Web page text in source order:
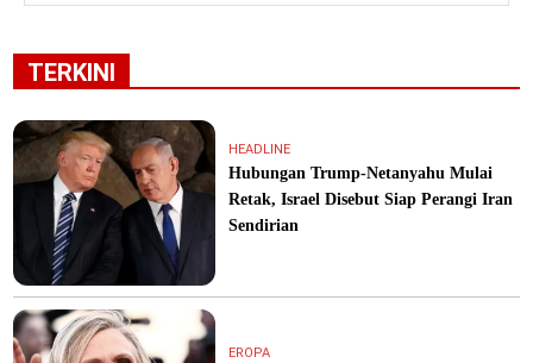
TERKINI
HEADLINE
Hubungan Trump-Netanyahu Mulai
Retak, Israel Disebut Siap Perangi Iran
Sendirian
EROPA